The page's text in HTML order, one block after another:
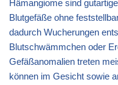
Hämangiome sind
Blutgefäße ohne
dadurch Wucherungen
Blutschwämmchen oder
Gefäßanomalien treten
können im Gesicht sowie